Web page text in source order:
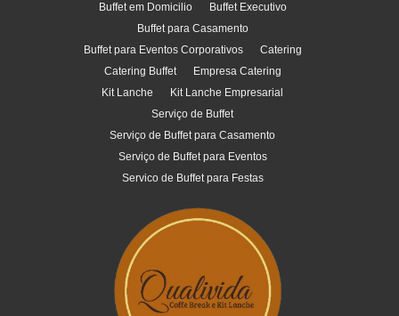
Buffet em Domicilio
Buffet Executivo
Buffet para Casamento
Buffet para Eventos Corporativos
Catering
Catering Buffet
Empresa Catering
Kit Lanche
Kit Lanche Empresarial
Serviço de Buffet
Serviço de Buffet para Casamento
Serviço de Buffet para Eventos
Servico de Buffet para Festas